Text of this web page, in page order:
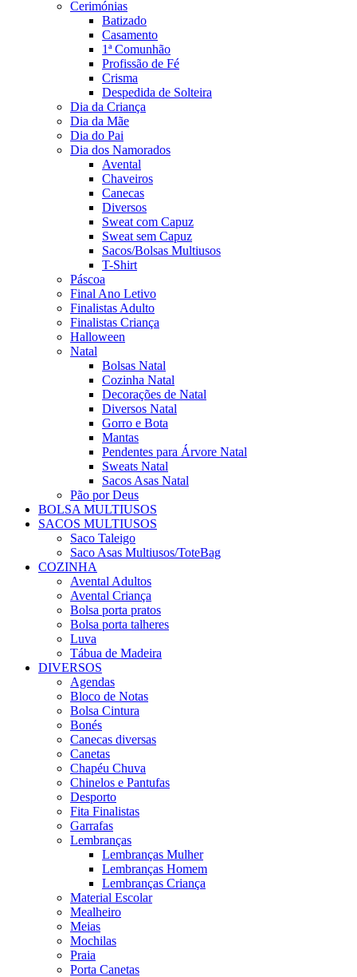
Cerimónias
Batizado
Casamento
1ª Comunhão
Profissão de Fé
Crisma
Despedida de Solteira
Dia da Criança
Dia da Mãe
Dia do Pai
Dia dos Namorados
Avental
Chaveiros
Canecas
Diversos
Sweat com Capuz
Sweat sem Capuz
Sacos/Bolsas Multiusos
T-Shirt
Páscoa
Final Ano Letivo
Finalistas Adulto
Finalistas Criança
Halloween
Natal
Bolsas Natal
Cozinha Natal
Decorações de Natal
Diversos Natal
Gorro e Bota
Mantas
Pendentes para Árvore Natal
Sweats Natal
Sacos Asas Natal
Pão por Deus
BOLSA MULTIUSOS
SACOS MULTIUSOS
Saco Taleigo
Saco Asas Multiusos/ToteBag
COZINHA
Avental Adultos
Avental Criança
Bolsa porta pratos
Bolsa porta talheres
Luva
Tábua de Madeira
DIVERSOS
Agendas
Bloco de Notas
Bolsa Cintura
Bonés
Canecas diversas
Canetas
Chapéu Chuva
Chinelos e Pantufas
Desporto
Fita Finalistas
Garrafas
Lembranças
Lembranças Mulher
Lembranças Homem
Lembranças Criança
Material Escolar
Mealheiro
Meias
Mochilas
Praia
Porta Canetas